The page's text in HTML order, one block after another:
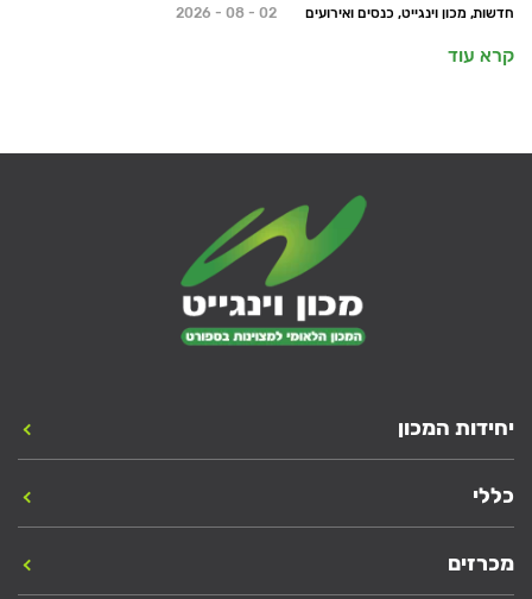
חדשות, מכון וינגייט, כנסים ואירועים 02 - 08 - 2026
קרא עוד
יחידות המכון
כללי
מכרזים